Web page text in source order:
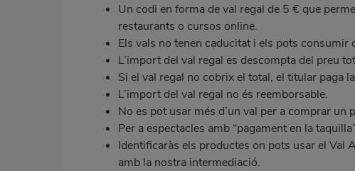
Un codi en forma de val regal de 5 € que
restaurants o cursos online.
Els vals no tenen caducitat i els pots consumir
L’import del val regal es descompta del preu
Si el val regal no cobrix el total, el titular paga
L’import del val regal no és reemborsable.
No es pot usar més d’un val per a comprar un
Per a espectacles amb “pagament en la
Identificaràs els productes on pots usar el Val
amb la nostra intermediació.